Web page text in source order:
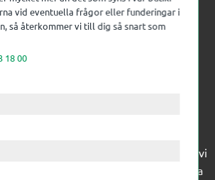
00
Fredag, 07-16
levererat kompetens till
övrig industri. Till träindustrin tillför vi
från timmerplanen hela
vid eventuella frågor eller funderingar i
så återkommer vi till dig så snart som
18 00